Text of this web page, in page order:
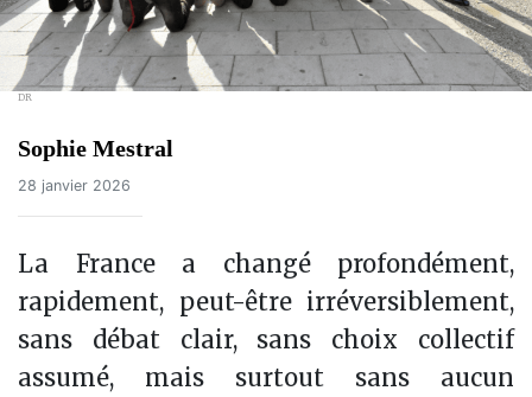
DR
Sophie Mestral
28 janvier 2026
La France a changé profondément,
rapidement, peut-être irréversiblement,
sans débat clair, sans choix collectif
assumé, mais surtout sans aucun